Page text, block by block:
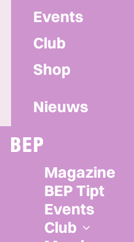
Magazine
BEP Tipt
Events
Club
Events
Club
Shop
Nieuws
Lidmaatschap
Herroepen
Privacy policy
Algemene voorwaarden